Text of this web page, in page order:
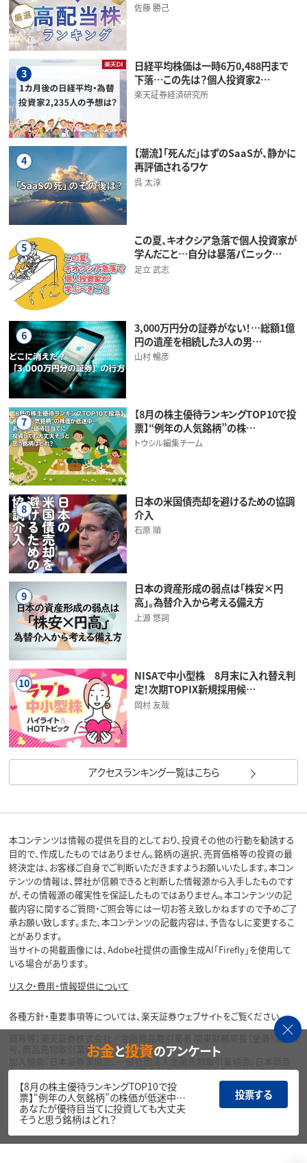
佐藤 勝己
3
日経平均株価は一時6万0,488円まで
下落…この先は？個人投資家2…
楽天証券経済研究所
4
【潮流】「死んだ」はずのSaaSが、静かに
再評価されるワケ
呉 太淳
5
この夏、キオクシア急落で個人投資家が
学んだこと…自分は暴落パニック…
足立 武志
6
3,000万円分の証券がない！…総額1億
円の遺産を相続した3人の男…
山村 暢彦
7
【8月の株主優待ランキングTOP10で投
票】“例年の人気銘柄”の株…
トウシル編集チーム
8
日本の米国債売却を避けるための協調
介入
石原 順
9
日本の資産形成の弱点は「株安×円
高」。為替介入から考える備え方
上源 悠詞
10
NISAで中小型株 8月末に入れ替え判
定！次期TOPIX新規採用候…
岡村 友哉
アクセスランキング一覧はこちら
本コンテンツは情報の提供を目的としており、投資その他の行動を勧誘する
目的で、作成したものではありません。銘柄の選択、売買価格等の投資の最
終決定は、お客様ご自身でご判断いただきますようお願いいたします。本コン
テンツの情報は、弊社が信頼できると判断した情報源から入手したものです
が、その情報源の確実性を保証したものではありません。本コンテンツの記
載内容に関するご質問・ご照会等には一切お答え致しかねますので予めご了
承お願い致します。また、本コンテンツの記載内容は、予告なしに変更するこ
とがあります。
当サイトの掲載画像には、Adobe社提供の画像生成AI「Firefly」を使用して
いる場合があります。
リスク・費用・情報提供について
各種方針・重要事項等については、楽天証券ウェブサイトをご覧ください。
商号等：楽天証券株式会社／金融商品取引業者 関東財務局長（金商）第195
号、商品先物取引業者
加入協会：日本証券業協会、一般社団法人金融先物取引業協会、日本商品
先物取引協会、一般社団法人第二種金融商品取引業協会、一般社団法人資
産運用業協会
Copyright©
1999-2026 Rakuten Securities, Inc. All
Rights Reserved.
お金と投資のアンケート
【8月の株主優待ランキングTOP10で投
票】“例年の人気銘柄”の株価が低迷中…
あなたが優待目当てに投資しても大丈夫
そうと思う銘柄はどれ？
投票する